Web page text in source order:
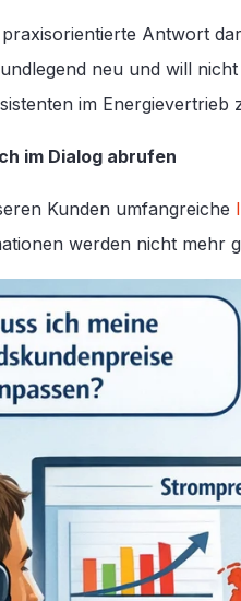
Antwort
neu und will
im Energievertrieb
im Dialog abrufen
Kunden umfangreiche
werden nicht mehr